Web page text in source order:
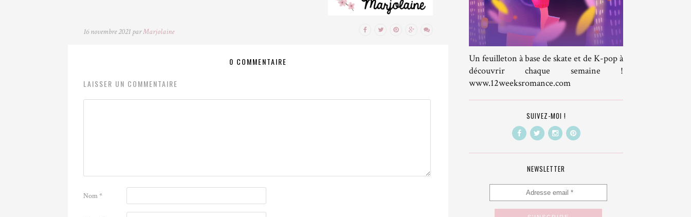
16 novembre 2021 parMarjolaine
0 COMMENTAIRE
LAISSER UN COMMENTAIRE
Nom*
Un feuilleton à base de skate et de K-pop à
découvrir chaque semaine !
www.12weeksromance.com
SUIVEZ-MOI !
NEWSLETTER